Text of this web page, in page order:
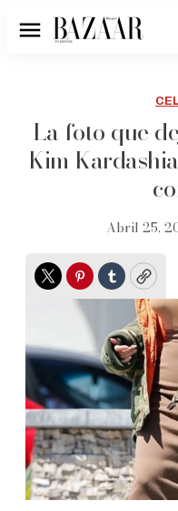
Menú
La foto que
Kim
Abril 25,
TwitterPinterest
TumblrCopy